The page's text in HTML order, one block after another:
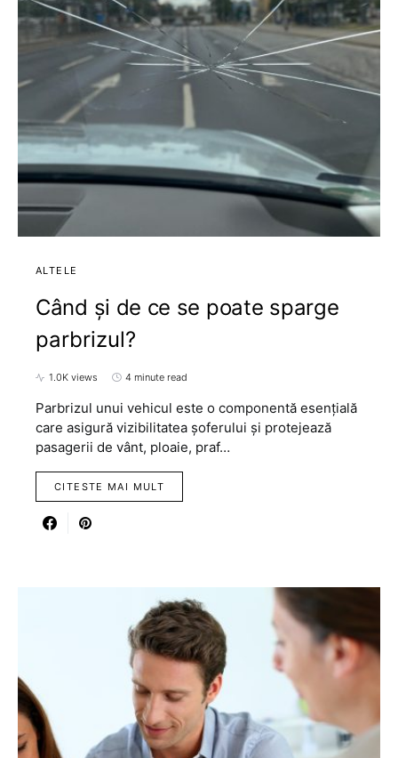
ALTELE
Când și de ce se poate sparge
parbrizul?
1.0K views 4 minute read
Parbrizul unui vehicul este o componentă esențială
care asigură vizibilitatea șoferului și protejează
pasagerii de vânt, ploaie, praf…
CITESTE MAI MULT